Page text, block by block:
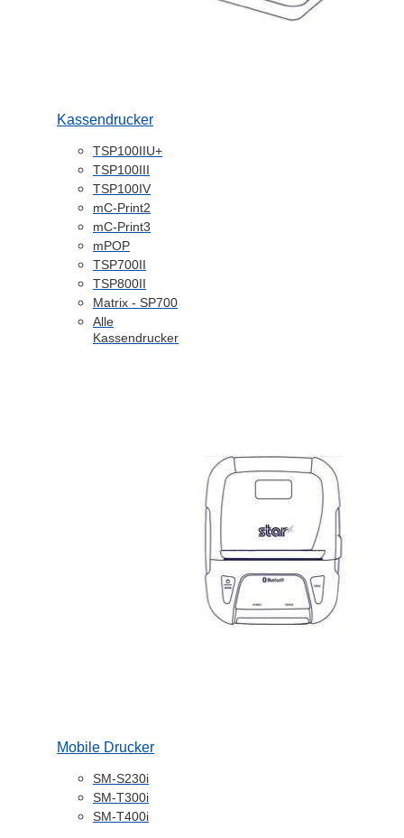
Kassendrucker
TSP100IIU+
TSP100III
TSP100IV
mC-Print2
mC-Print3
mPOP
TSP700II
TSP800II
Matrix - SP700
Alle
Kassendrucker
Mobile Drucker
SM-S230i
SM-T300i
SM-T400i